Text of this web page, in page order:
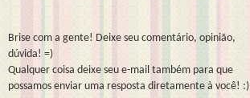
Brise com a gente! Deixe seu comentário, opinião,
dúvida! =)
Qualquer coisa deixe seu e-mail também para que
possamos enviar uma resposta diretamente à você! :)